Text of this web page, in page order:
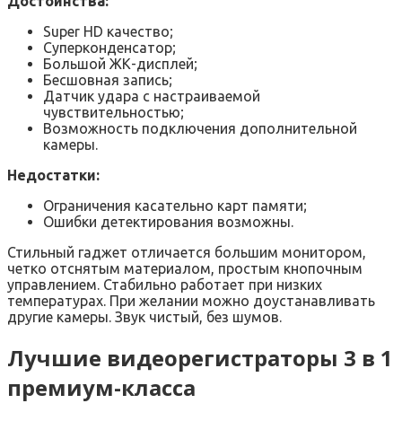
Super HD качество;
Суперконденсатор;
Большой ЖК-дисплей;
Бесшовная запись;
Датчик удара с настраиваемой
чувствительностью;
Возможность подключения дополнительной
камеры.
Недостатки:
Ограничения касательно карт памяти;
Ошибки детектирования возможны.
Стильный гаджет отличается большим монитором,
четко отснятым материалом, простым кнопочным
управлением. Стабильно работает при низких
температурах. При желании можно доустанавливать
другие камеры. Звук чистый, без шумов.
Лучшие видеорегистраторы 3 в 1
премиум-класса